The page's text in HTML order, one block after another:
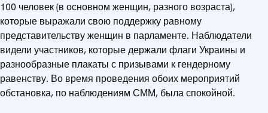
100 человек (в основном женщин, разного возраста),
которые выражали свою поддержку равному
представительству женщин в парламенте. Наблюдатели
видели участников, которые держали флаги Украины и
разнообразные плакаты с призывами к гендерному
равенству. Во время проведения обоих мероприятий
обстановка, по наблюдениям СММ, была спокойной.